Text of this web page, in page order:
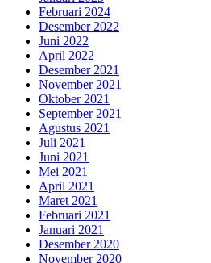
Februari 2024
Desember 2022
Juni 2022
April 2022
Desember 2021
November 2021
Oktober 2021
September 2021
Agustus 2021
Juli 2021
Juni 2021
Mei 2021
April 2021
Maret 2021
Februari 2021
Januari 2021
Desember 2020
November 2020